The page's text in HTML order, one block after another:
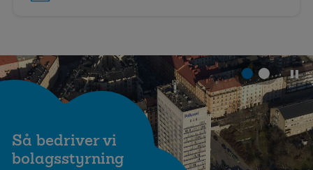
Så bedriver vi
bolagsstyrning